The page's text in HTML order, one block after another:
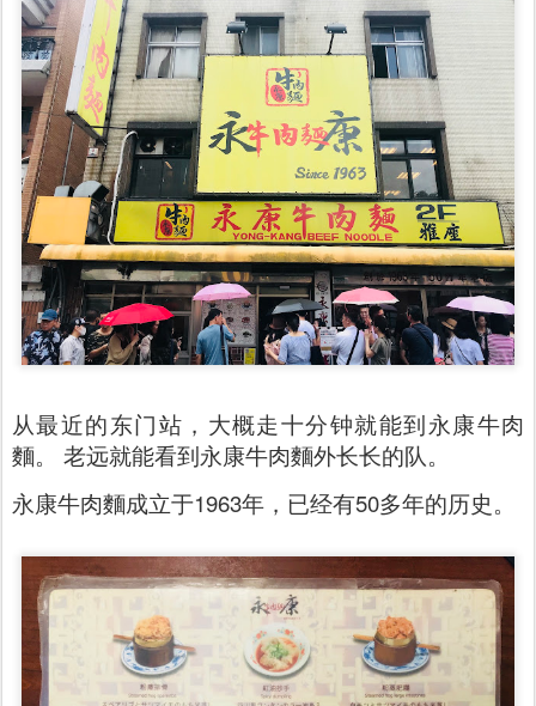
从最近的东门站，大概走十分钟就能到永康牛肉
麵。 老远就能看到永康牛肉麵外长长的队。
永康牛肉麵成立于1963年，已经有50多年的历史。